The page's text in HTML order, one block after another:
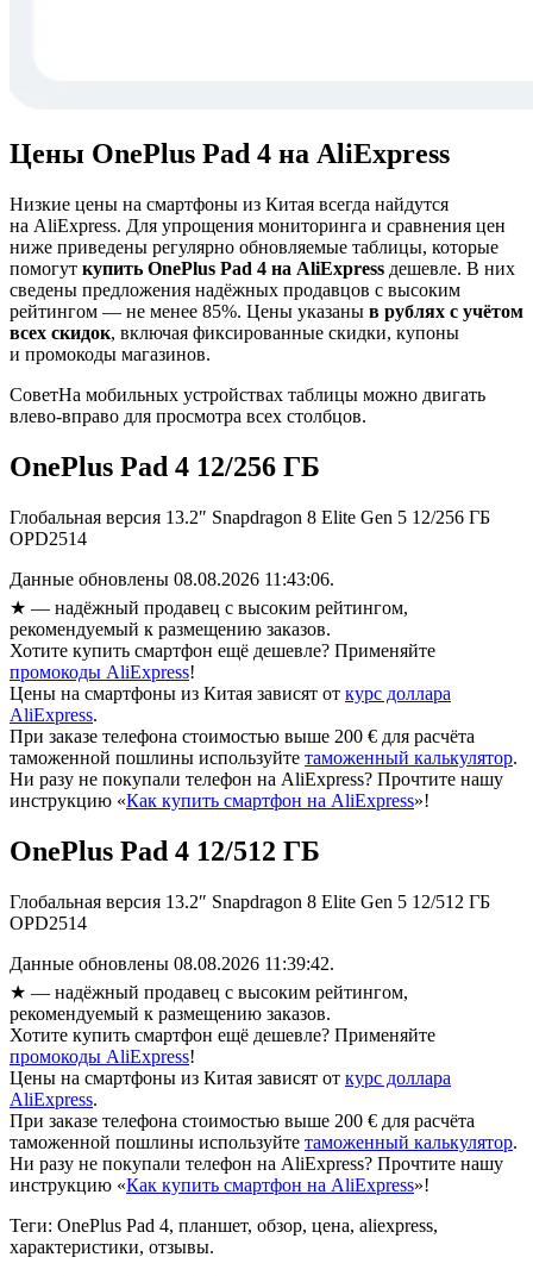
Цены OnePlus Pad 4 на AliExpress
Низкие цены на смартфоны из Китая всегда найдутся
на AliExpress. Для упрощения мониторинга и сравнения цен
ниже приведены регулярно обновляемые таблицы, которые
помогут купить OnePlus Pad 4 на AliExpress дешевле. В них
сведены предложения надёжных продавцов с высоким
рейтингом — не менее 85%. Цены указаны в рублях с учётом
всех скидок, включая фиксированные скидки, купоны
и промокоды магазинов.
СоветНа мобильных устройствах таблицы можно двигать
влево-вправо для просмотра всех столбцов.
OnePlus Pad 4 12/256 ГБ
Глобальная версия 13.2″ Snapdragon 8 Elite Gen 5 12/256 ГБ
OPD2514
Данные обновлены 08.08.2026 11:43:06.
★ — надёжный продавец с высоким рейтингом,
рекомендуемый к размещению заказов.
Хотите купить смартфон ещё дешевле? Применяйте
промокоды AliExpress!
Цены на смартфоны из Китая зависят от курс доллара
AliExpress.
При заказе телефона стоимостью выше 200 € для расчёта
таможенной пошлины используйте таможенный калькулятор.
Ни разу не покупали телефон на AliExpress? Прочтите нашу
инструкцию «Как купить смартфон на AliExpress»!
OnePlus Pad 4 12/512 ГБ
Глобальная версия 13.2″ Snapdragon 8 Elite Gen 5 12/512 ГБ
OPD2514
Данные обновлены 08.08.2026 11:39:42.
★ — надёжный продавец с высоким рейтингом,
рекомендуемый к размещению заказов.
Хотите купить смартфон ещё дешевле? Применяйте
промокоды AliExpress!
Цены на смартфоны из Китая зависят от курс доллара
AliExpress.
При заказе телефона стоимостью выше 200 € для расчёта
таможенной пошлины используйте таможенный калькулятор.
Ни разу не покупали телефон на AliExpress? Прочтите нашу
инструкцию «Как купить смартфон на AliExpress»!
Теги: OnePlus Pad 4, планшет, обзор, цена, aliexpress,
характеристики, отзывы.